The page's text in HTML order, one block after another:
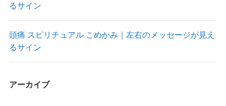
るサイン
頭痛 スピリチュアル こめかみ｜左右のメッセージが見え
るサイン
アーカイブ